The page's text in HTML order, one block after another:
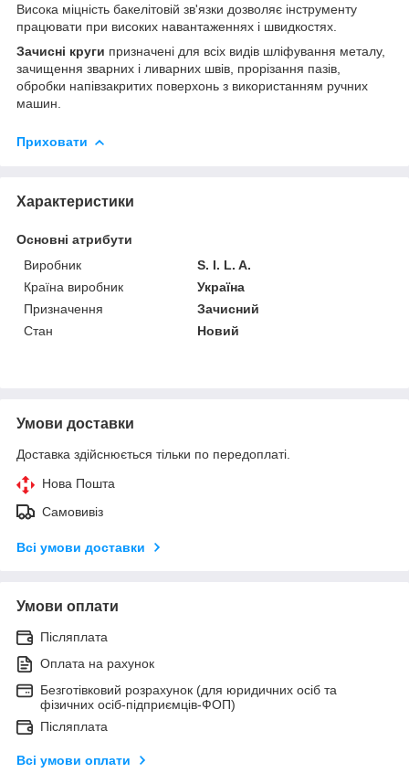
Висока міцність бакелітовій зв'язки дозволяє інструменту
працювати при високих навантаженнях і швидкостях.
Зачисні круги призначені для всіх видів шліфування металу,
зачищення зварних і ливарних швів, прорізання пазів,
обробки напівзакритих поверхонь з використанням ручних
машин.
Приховати
Характеристики
Основні атрибути
Виробник
S. I. L. A.
Країна виробник
Україна
Призначення
Зачисний
Стан
Новий
Умови доставки
Доставка здійснюється тільки по передоплаті.
Нова Пошта
Самовивіз
Всі умови доставки
Умови оплати
Післяплата
Оплата на рахунок
Безготівковий розрахунок (для юридичних осіб та
фізичних осіб-підприємців-ФОП)
Післяплата
Всі умови оплати